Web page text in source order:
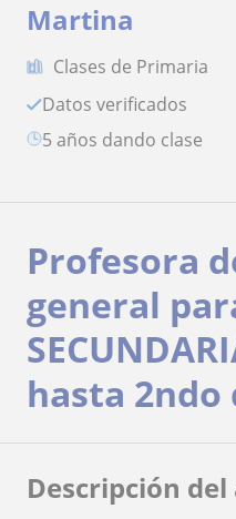
Martina
Clases de Primaria
Datos verificados
5 años dando clase
Profesora
general
hasta 2ndo
Descripción